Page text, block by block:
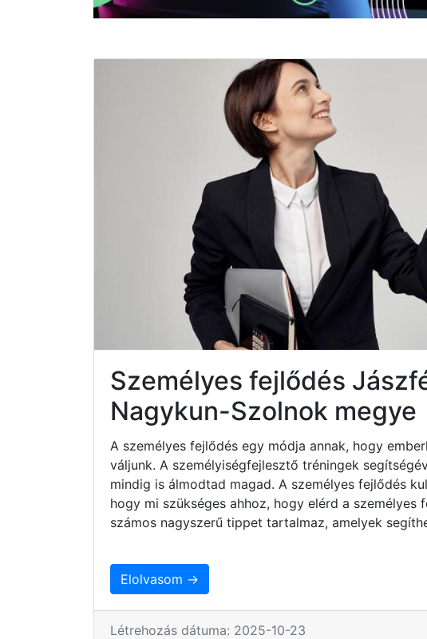
Személyes fejlődés
Nagykun-Szolnok megye
A személyes fejlődés egy módja annak, hogy
váljunk. A személyiségfejlesztő tréningek
mindig is álmodtad magad. A személyes fejlődés
hogy mi szükséges ahhoz, hogy elérd a személyes
számos nagyszerű tippet tartalmaz, amelyek
Elolvasom →
Létrehozás dátuma: 2025-10-23